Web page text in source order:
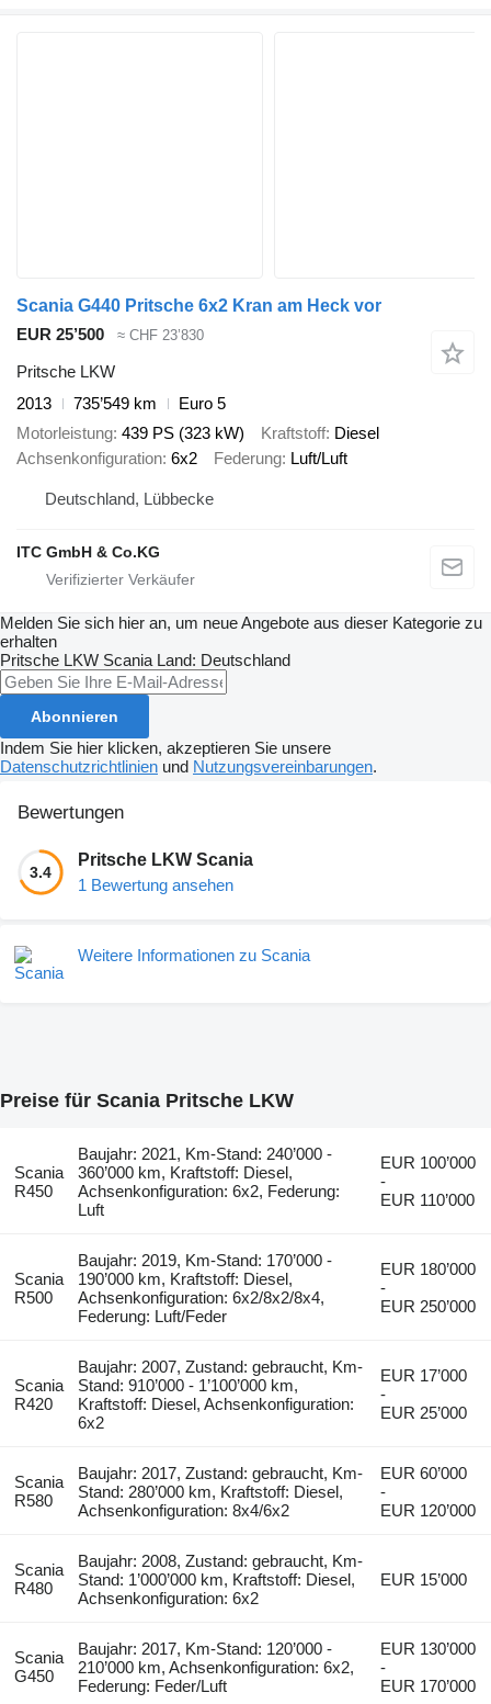
Scania G440 Pritsche 6x2 Kran am Heck vor
EUR 25’500
≈ CHF 23’830
Pritsche LKW
2013
735’549 km
Euro 5
Motorleistung 439 PS (323 kW) Kraftstoff Diesel
Achsenkonfiguration 6x2 Federung Luft/Luft
Deutschland, Lübbecke
ITC GmbH & Co.KG
Melden Sie sich hier an, um neue Angebote aus dieser Kategorie zu
erhalten
Pritsche LKW Scania Land: Deutschland
Abonnieren
Indem Sie hier klicken, akzeptieren Sie unsere
Datenschutzrichtlinien und Nutzungsvereinbarungen.
Bewertungen
3.4
Pritsche LKW Scania
1 Bewertung ansehen
Weitere Informationen zu Scania
Preise für Scania Pritsche LKW
Scania
R450
Baujahr: 2021, Km-Stand: 240’000 -
360’000 km, Kraftstoff: Diesel,
Achsenkonfiguration: 6x2, Federung:
Luft
EUR 100’000
-
EUR 110’000
Scania
R500
Baujahr: 2019, Km-Stand: 170’000 -
190’000 km, Kraftstoff: Diesel,
Achsenkonfiguration: 6x2/8x2/8x4,
Federung: Luft/Feder
EUR 180’000
-
EUR 250’000
Scania
R420
Baujahr: 2007, Zustand: gebraucht, Km-
Stand: 910’000 - 1’100’000 km,
Kraftstoff: Diesel, Achsenkonfiguration:
6x2
EUR 17’000
-
EUR 25’000
Scania
R580
Baujahr: 2017, Zustand: gebraucht, Km-
Stand: 280’000 km, Kraftstoff: Diesel,
Achsenkonfiguration: 8x4/6x2
EUR 60’000
-
EUR 120’000
Scania
R480
Baujahr: 2008, Zustand: gebraucht, Km-
Stand: 1’000’000 km, Kraftstoff: Diesel,
Achsenkonfiguration: 6x2
EUR 15’000
Scania
G450
Baujahr: 2017, Km-Stand: 120’000 -
210’000 km, Achsenkonfiguration: 6x2,
Federung: Feder/Luft
EUR 130’000
-
EUR 170’000